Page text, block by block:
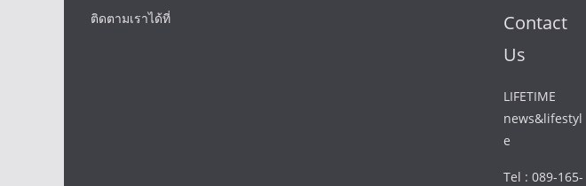
ติดตามเราได้ที่
Contact
Us
LIFETIME
news&lifestyl
e
Tel : 089-165-